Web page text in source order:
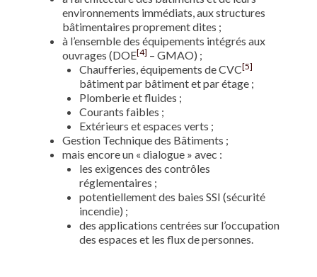
environnements immédiats, aux structures
bâtimentaires proprement dites ;
à l’ensemble des équipements intégrés aux
ouvrages (DOE[4] – GMAO) ;
Chaufferies, équipements de CVC[5]
bâtiment par bâtiment et par étage ;
Plomberie et fluides ;
Courants faibles ;
Extérieurs et espaces verts ;
Gestion Technique des Bâtiments ;
mais encore un « dialogue » avec :
les exigences des contrôles
réglementaires ;
potentiellement des baies SSI (sécurité
incendie) ;
des applications centrées sur l’occupation
des espaces et les flux de personnes.